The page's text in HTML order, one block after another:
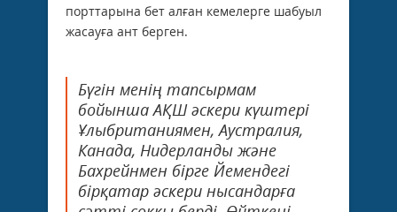
порттарына бет алған кемелерге шабуыл
жасауға ант берген.
Бүгін менің тапсырмам
бойынша АҚШ әскери күштері
Ұлыбританиямен, Аустралия,
Канада, Нидерланды және
Бахрейнмен бірге Йемендегі
бірқатар әскери нысандарға